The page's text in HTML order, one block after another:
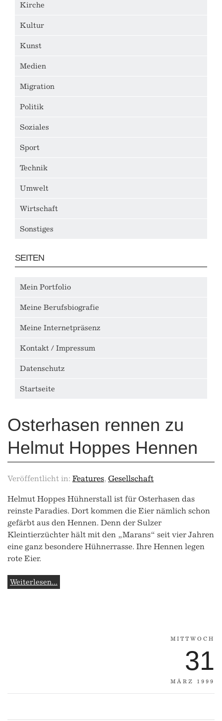
Kirche
Kultur
Kunst
Medien
Migration
Politik
Soziales
Sport
Technik
Umwelt
Wirtschaft
Sonstiges
SEITEN
Mein Portfolio
Meine Berufsbiografie
Meine Internetpräsenz
Kontakt / Impressum
Datenschutz
Startseite
Osterhasen rennen zu
Helmut Hoppes Hennen
Veröffentlicht in: Features, Gesellschaft
Helmut Hoppes Hühnerstall ist für Osterhasen das
reinste Paradies. Dort kommen die Eier nämlich schon
gefärbt aus den Hennen. Denn der Sulzer
Kleintierzüchter hält mit den „Marans“ seit vier Jahren
eine ganz besondere Hühnerrasse. Ihre Hennen legen
rote Eier.
Weiterlesen...
MITTWOCH
31
MÄRZ 1999